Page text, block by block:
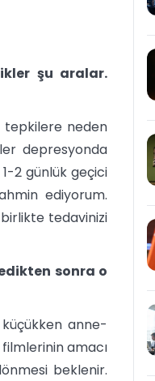
şu aralar.
tepkilere neden
depresyonda
2 günlük geçici
ediyorum.
tedavinizi
sonra o
anne-
amacı
beklenir.